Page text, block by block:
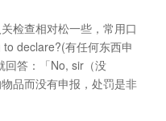
检查相对松一些，常用口
declare?(有任何东西申
回答：「No, sir（没
品而没有申报，处罚是非